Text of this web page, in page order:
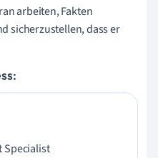
arbeiten, Fakten
sicherzustellen, dass er
Specialist